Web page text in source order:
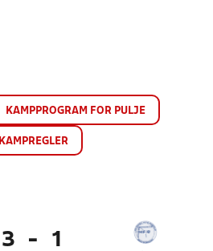
KAMPPROGRAM FOR PULJE
KAMPREGLER
3 - 1